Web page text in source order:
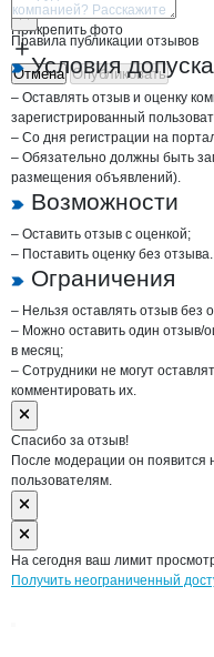
Прикрепить фото
Отмена Опубликовать
Правила публикации отзывов
Условия допуска
– Оставлять отзыв и оценку
зарегистрированный
– Со дня регистрации на
– Обязательно должны быть
размещения объявлений).
Возможности
– Оставить отзыв с оценкой;
– Поставить оценку без отзыва.
Ограничения
– Нельзя оставлять отзыв без
– Можно оставить один отзыв/
в месяц;
– Сотрудники не могут
комментировать их.
Спасибо за отзыв!
После модерации он появится
пользователям.
На сегодня ваш лимит
Получить неограниченный